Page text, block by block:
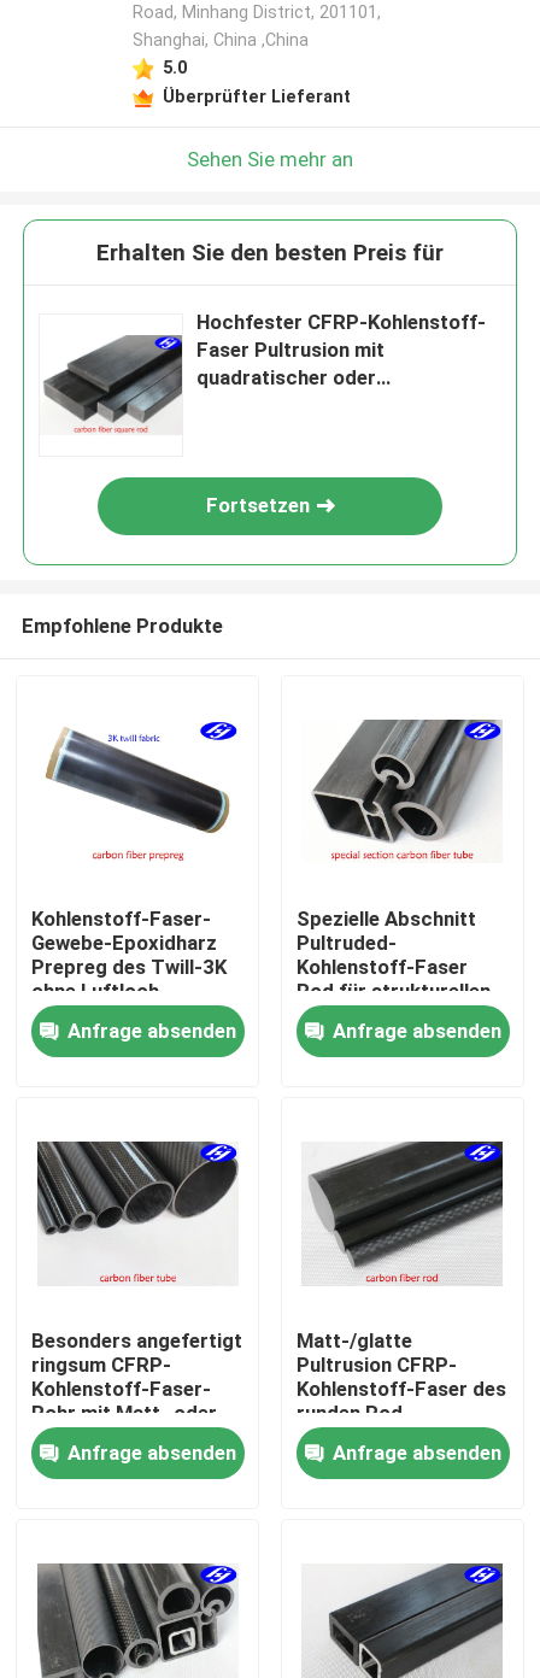
Startseite
Produkte
Über uns
Fabrik Tour
Qualitätskontrolle
Kontakt
Referenzen
Kohlenstoff Aramid-Gewebe
Road, Minhang District, 201101,
Shanghai, China ,China
5.0
Überprüfter Lieferant
Sehen Sie mehr an
Erhalten Sie den besten Preis für
Hochfester CFRP-Kohlenstoff-
Faser Pultrusion mit
quadratischer oder
Fortsetzen
Empfohlene Produkte
Kohlenstoff-Faser-
Gewebe-Epoxidharz
Prepreg des Twill-3K
ohne Luftloch
Anfrage absenden
Spezielle Abschnitt
Pultruded-
Kohlenstoff-Faser
Rod für strukturellen
hauptsächlichkörper
im Freien
Anfrage absenden
Besonders angefertigt
ringsum CFRP-
Kohlenstoff-Faser-
Rohr mit Matt- oder
glatter Pultrusions-
FormAnfrage absenden
Matt-/glatte
Pultrusion CFRP-
Kohlenstoff-Faser des
runden Rod-
Kohlenstoff-
Verbundwerkstoff-,
Anfrage absenden